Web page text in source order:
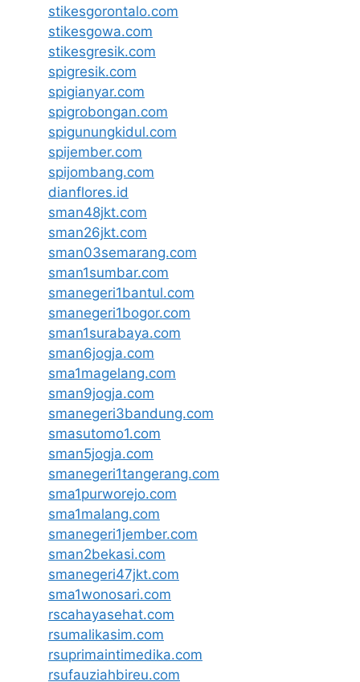
stikesgorontalo.com
stikesgowa.com
stikesgresik.com
spigresik.com
spigianyar.com
spigrobongan.com
spigunungkidul.com
spijember.com
spijombang.com
dianflores.id
sman48jkt.com
sman26jkt.com
sman03semarang.com
sman1sumbar.com
smanegeri1bantul.com
smanegeri1bogor.com
sman1surabaya.com
sman6jogja.com
sma1magelang.com
sman9jogja.com
smanegeri3bandung.com
smasutomo1.com
sman5jogja.com
smanegeri1tangerang.com
sma1purworejo.com
sma1malang.com
smanegeri1jember.com
sman2bekasi.com
smanegeri47jkt.com
sma1wonosari.com
rscahayasehat.com
rsumalikasim.com
rsuprimaintimedika.com
rsufauziahbireu.com